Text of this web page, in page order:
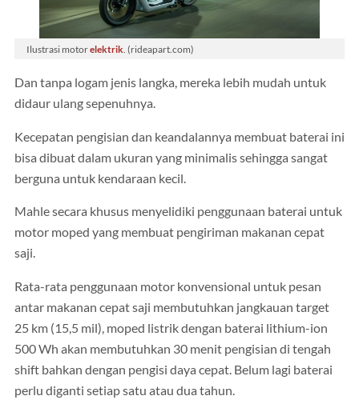
Ilustrasi motorelektrik . (rideapart.com)
Dan tanpa logam jenis langka, mereka lebih mudah untuk
didaur ulang sepenuhnya.
Kecepatan pengisian dan keandalannya membuat baterai ini
bisa dibuat dalam ukuran yang minimalis sehingga sangat
berguna untuk kendaraan kecil.
Mahle secara khusus menyelidiki penggunaan baterai untuk
motor moped yang membuat pengiriman makanan cepat
saji.
Rata-rata penggunaan motor konvensional untuk pesan
antar makanan cepat saji membutuhkan jangkauan target
25 km (15,5 mil), moped listrik dengan baterai lithium-ion
500 Wh akan membutuhkan 30 menit pengisian di tengah
shift bahkan dengan pengisi daya cepat. Belum lagi baterai
perlu diganti setiap satu atau dua tahun.